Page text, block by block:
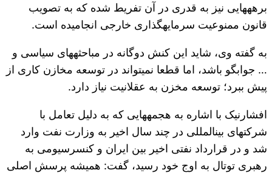
برهه‎هایی نیز به قدری در آن تفریط شده که به تصویب
قانون ممنوعیت سرمایه‎گذاری خارجی انجامیده است.
به گفته وی، شاید این کنش دوگانه در مباحثه‎های سیاسی و
… جوابگو باشد، اما قطعا نمی‎تواند در توسعه مخازن کاری از
پیش ببرد؛ توسعه مخزن به عقلانیت نیاز دارد.
افشارنیک با اشاره به هجمه‎هایی که به دلیل تعامل با
شرکت‎های بین‎المللی در چند سال اخیر به وزارت نفت وارد
شد و در قرارداد نفتی اخیر بین ایران و کنسرسیومی به
رهبری توتال به اوج خود رسید، گفت: همیشه پرسش اصلی